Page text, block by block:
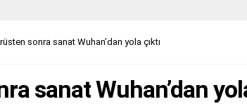
sonra sanat Wuhan’dan yola çıktı
sanat Wuhan’dan